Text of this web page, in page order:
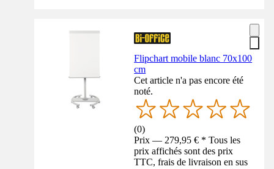
Flipchart mobile blanc 70x100
cm
Cet article n'a pas encore été
noté.
(0)
Prix — 279,95 € * Tous les
prix affichés sont des prix
TTC, frais de livraison en sus